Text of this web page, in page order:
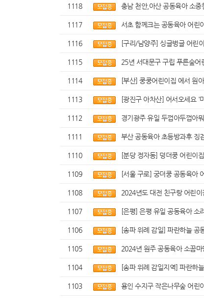
1118 충남 천안,아산 공동육아 소
1117 서초 함께크는 공동육아 어린
1116 [구리/남양주] 싱글벙글 어린
1115 25년 서대문구 구립 푸른숲어
1114 [부산] 쿵쿵어린이집 에서 원
1113 [광진구 아차산] 어서오세요 '
1112 경기광주 유일 두껍아두껍아
1111 부산 공동육아 초등방과후 징
1110 [분당 정자동] 덩더쿵 어린이
1109 [서울 구로] 궁더쿵 공동육아
1108 2024년도 대전 친구랑 어린
1107 [은평] 은평 유일 공동육아 소
1106 [송파 위례 감일] 파란하늘 공
1105 2024년 원주 공동육아 소꿉
1104 [송파 위례 감일지역] 파란하
1103 용인 수지구 작은나무숲 어린